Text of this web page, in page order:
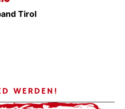
Tirol
WERDEN!